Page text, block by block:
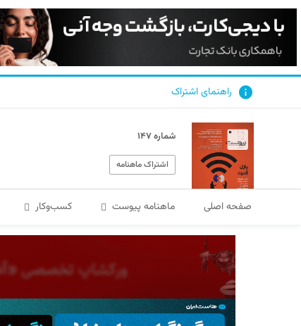
راهنمای اشتراک
شماره ۱۴۷
اشتراک ماهنامه
صفحه اصلی ماهنامه پیوست کسب‌و‌کار